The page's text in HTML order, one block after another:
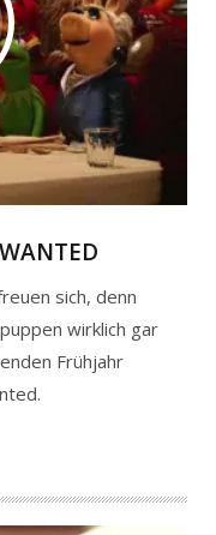
sich, denn
wirklich gar
Frühjahr